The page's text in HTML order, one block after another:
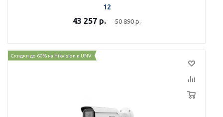
12
43 257 р. 50 890р.
Скидки до 60% на Hikvision и UNV